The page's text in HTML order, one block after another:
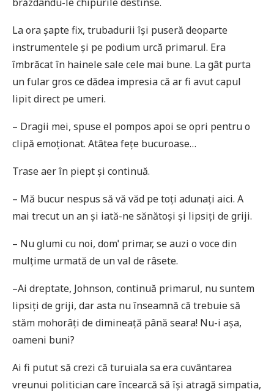
La ora șapte fix, trubadurii își puseră deoparte
instrumentele și pe podium urcă primarul. Era
îmbrăcat în hainele sale cele mai bune. La gât purta
un fular gros ce dădea impresia că ar fi avut capul
lipit direct pe umeri.
– Dragii mei, spuse el pompos apoi se opri pentru o
clipă emoționat. Atâtea fețe bucuroase…
Trase aer în piept și continuă.
– Mă bucur nespus să vă văd pe toți adunați aici. A
mai trecut un an și iată-ne sănătoși și lipsiți de griji.
– Nu glumi cu noi, domˈ primar, se auzi o voce din
mulțime urmată de un val de râsete.
–Ai dreptate, Johnson, continuă primarul, nu suntem
lipsiți de griji, dar asta nu înseamnă că trebuie să
stăm mohorâți de dimineață până seara! Nu-i așa,
oameni buni?
Ai fi putut să crezi că turuiala sa era cuvântarea
vreunui politician care încearcă să își atragă simpatia,